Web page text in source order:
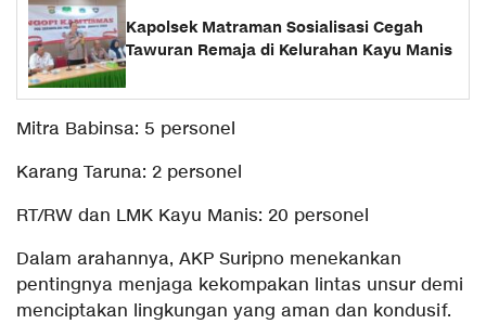
Kapolsek Matraman Sosialisasi Cegah
Tawuran Remaja di Kelurahan Kayu Manis
Mitra Babinsa: 5 personel
Karang Taruna: 2 personel
RT/RW dan LMK Kayu Manis: 20 personel
Dalam arahannya, AKP Suripno menekankan
pentingnya menjaga kekompakan lintas unsur demi
menciptakan lingkungan yang aman dan kondusif.